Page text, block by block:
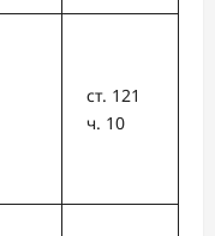
ст. 121
ч. 10